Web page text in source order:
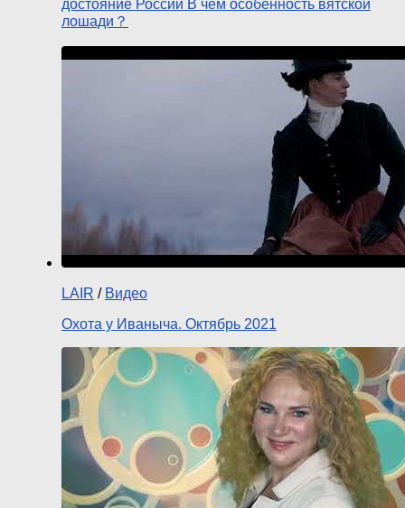
достояние России В чем особенность вятской
лошади？
LAIR / Видео
Охота у Иваныча. Октябрь 2021